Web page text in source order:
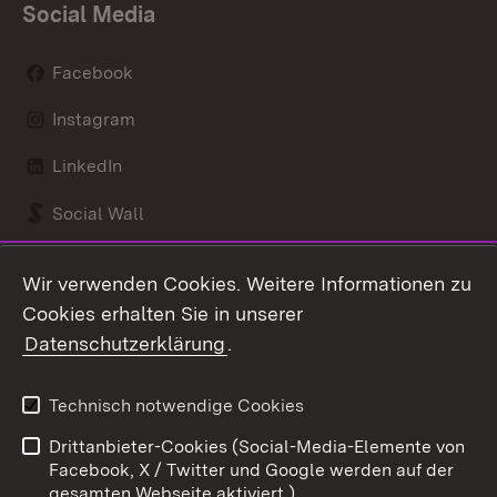
Social Media
Facebook
Instagram
LinkedIn
Social Wall
Kontakt
Barrierefreiheit
Impressum
Cookies
Wir verwenden Cookies. Weitere Informationen zu
Cookies erhalten Sie in unserer
Datenschutzerklärung.
Technisch notwendige Cookies
Drittanbieter-Cookies (Social-Media-Elemente von
Facebook, X / Twitter und Google werden auf der